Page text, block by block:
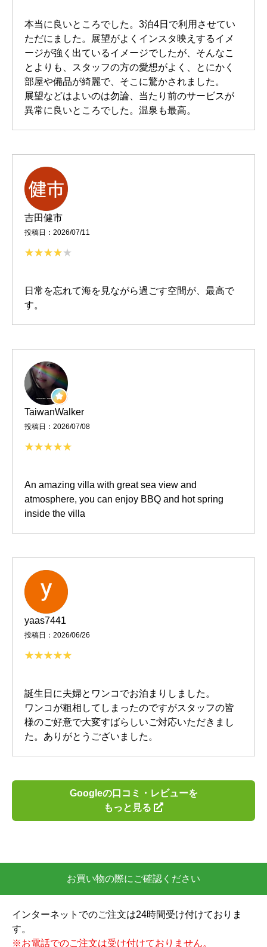
本当に良いところでした。3泊4日で利用させてい
ただにました。展望がよくインスタ映えするイメ
ージが強く出ているイメージでしたが、そんなこ
とよりも、スタッフの方の愛想がよく、とにかく
部屋や備品が綺麗で、そこに驚かされました。
展望などはよいのは勿論、当たり前のサービスが
異常に良いところでした。温泉も最高。
吉田健市
投稿日：2026/07/11
日常を忘れて海を見ながら過ごす空間が、最高で
す。
TaiwanWalker
投稿日：2026/07/08
An amazing villa with great sea view and
atmosphere, you can enjoy BBQ and hot spring
inside the villa
yaas7441
投稿日：2026/06/26
誕生日に夫婦とワンコでお泊まりしました。
ワンコが粗相してしまったのですがスタッフの皆
様のご好意で大変すばらしいご対応いただきまし
た。ありがとうございました。
Googleの口コミ・レビューを
もっと見る
お買い物の際にご確認ください
インターネットでのご注文は24時間受け付けておりま
す。
※お電話でのご注文は受け付けておりません。